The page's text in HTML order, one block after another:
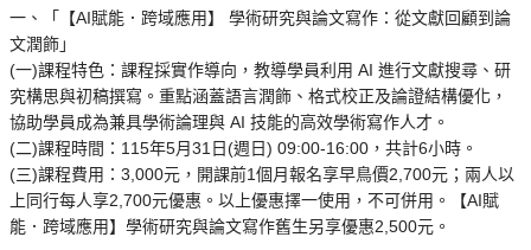
一、「【AI賦能．跨域應用】 學術研究與論文寫作：從文獻回顧到論
文潤飾」
(一)課程特色：課程採實作導向，教導學員利用 AI 進行文獻搜尋、研
究構思與初稿撰寫。重點涵蓋語言潤飾、格式校正及論證結構優化，
協助學員成為兼具學術論理與 AI 技能的高效學術寫作人才。
(二)課程時間：115年5月31日(週日) 09:00-16:00，共計6小時。
(三)課程費用：3,000元，開課前1個月報名享早鳥價2,700元；兩人以
上同行每人享2,700元優惠。以上優惠擇一使用，不可併用。【AI賦
能．跨域應用】學術研究與論文寫作舊生另享優惠2,500元。